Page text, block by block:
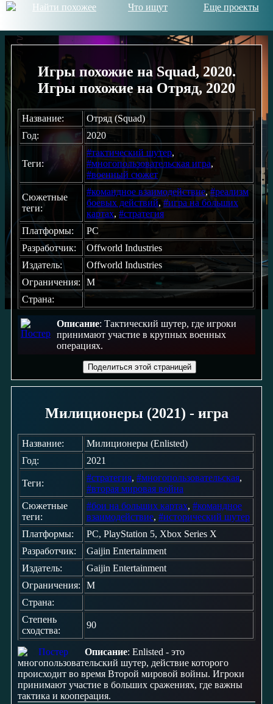
Найти похожее Что ищут Еще проекты
Игры похожие на Squad, 2020.
Игры похожие на Отряд, 2020
Название:
Отряд (Squad)
Год:
2020
Теги:
#тактический шутер,
#многопользовательская игра,
#военный сюжет
Сюжетные
теги:
#командное взаимодействие,#реализм
боевых действий, #игра на больших
картах, #стратегия
Платформы:
PC
Разработчик:
Offworld Industries
Издатель:
Offworld Industries
Ограничения:
M
Страна:
Описание: Тактический шутер, где игроки
принимают участие в крупных военных
операциях.
Поделиться этой страницей
Милиционеры (2021) - игра
Название:
Милиционеры (Enlisted)
Год:
2021
Теги:
#стратегия, #многопользовательская,
#вторая мировая война
Сюжетные
теги:
#бои на больших картах, #командное
взаимодействие, #исторический шутер
Платформы:
PC, PlayStation 5, Xbox Series X
Разработчик:
Gaijin Entertainment
Издатель:
Gaijin Entertainment
Ограничения:
M
Страна:
Степень
сходства:
90
Описание: Enlisted - это
многопользовательский шутер, действие которого
происходит во время Второй мировой войны. Игроки
принимают участие в больших сражениях, где важны
тактика и кооперация.